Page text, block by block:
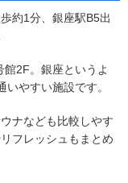
約1分、銀座駅B5出
2F。銀座というよ
やすい施設です。
ナなども比較しやす
フレッシュもまとめ